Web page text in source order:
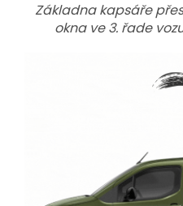
Základna kapsáře
okna ve 3. řade